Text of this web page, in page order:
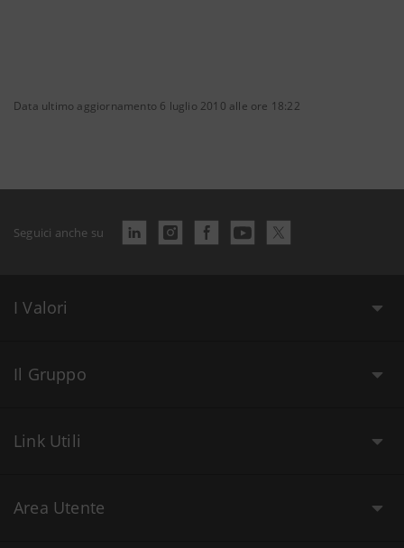
Data ultimo aggiornamento 6 luglio 2010 alle ore 18:22
Seguici anche su
I Valori
Il Gruppo
Link Utili
Area Utente